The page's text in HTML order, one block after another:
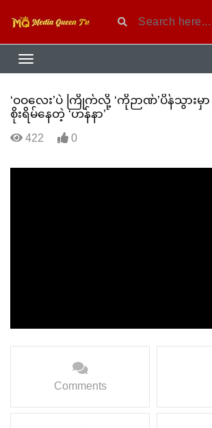
‘ဝဝလေး’ပဲ ကြိုက်လို့ ‘ကိုဉာဏ်’ပိန်သွားမှာ
စိုးရိမ်နေတဲ့ ‘ဟန်နာ’
422 0
Comments